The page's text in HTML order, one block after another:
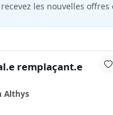
les nouvelles
remplaçant.e
Althys